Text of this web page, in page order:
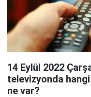
14 Eylül 2022
televizyonda
ne var?